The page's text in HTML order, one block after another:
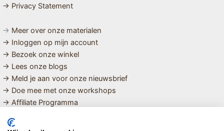
→ Privacy Statement
→ Meer over onze materialen
→ Inloggen op mijn account
→ Bezoek onze winkel
→ Lees onze blogs
→ Meld je aan voor onze nieuwsbrief
→ Doe mee met onze workshops
→ Affiliate Programma
MET LIEFDE SAMENGESTELDE